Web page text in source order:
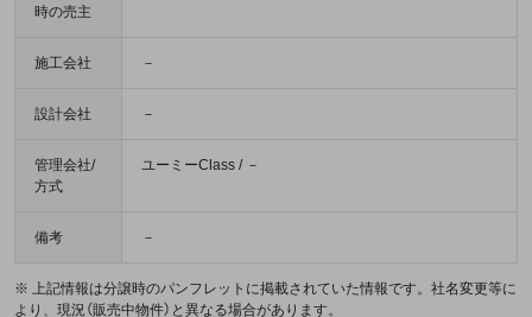
時の売主
施工会社 －
設計会社 －
管理会社/
方式
ユーミーClass / －
備考 －
※ 上記情報は分譲時のパンフレットに掲載されていた情報です。社名変更等に
より、現況（販売中物件）と異なる場合があります。